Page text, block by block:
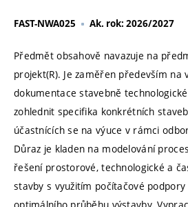
FAST-NWA025 Ak. rok: 2026/2027
Předmět obsahově navazuje na
projekt(R). Je zaměřen především na
dokumentace stavebně
zohlednit specifika konkrétních
účastnících se na výuce v rámci
Důraz je kladen na modelování
řešení prostorové, technologické a
stavby s využitím počítačové